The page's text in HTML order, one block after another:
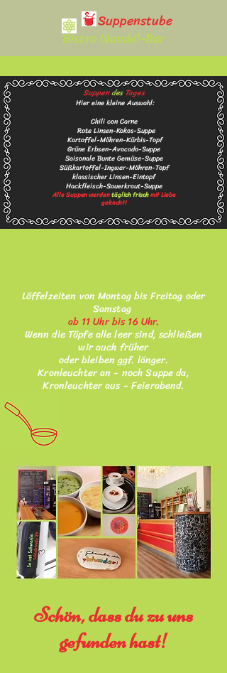
Suppenstube
Bistro Wandel-Bar
SuppendesTages
Hier eine kleine Auswahl:
Chili con Carne
Rote Linsen-Kokos-Suppe
Kartoffel-Möhren-Kürbis-Topf
Grüne Erbsen-Avocado-Suppe
SaisonaleBunteGemüse-Suppe
Süßkartoffel-Ingwer-Möhren-Topf
klassischer Linsen-Eintopf
Hackfleisch-Sauerkraut-Suppe
Alle Suppen werdentäglich frischmit Liebe
gekocht!
Löffelzeiten von Montag bis Freitag oder
Samstag
ab 11 Uhr bis 16 Uhr.
Wenn die Töpfe alle leer sind, schließen
wir auch früher
oder bleiben ggf. länger.
Kronleuchter an - noch Suppe da,
Kronleuchter aus - Feierabend.
Schön, dass du zu uns
gefunden hast!